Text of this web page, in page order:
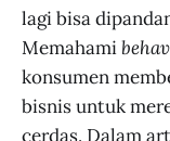
lagi bisa
Memahami
konsumen
bisnis untuk
cerdas. Dalam